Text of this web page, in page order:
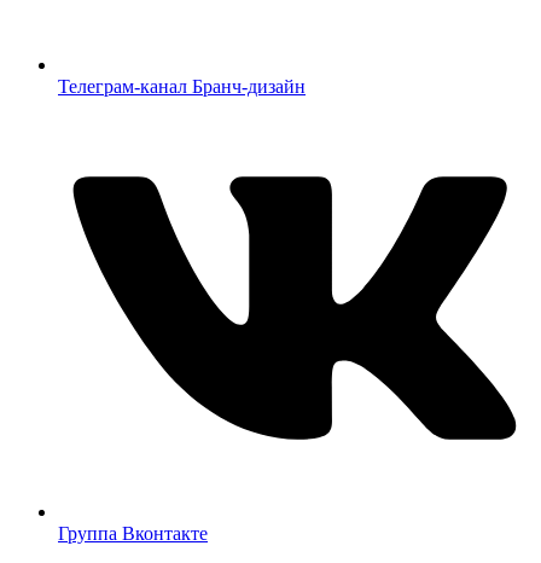
Телеграм-канал Бранч-дизайн
Группа Вконтакте